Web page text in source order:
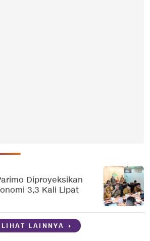
Diproyeksikan
3,3 Kali Lipat
LIHAT LAINNYA +